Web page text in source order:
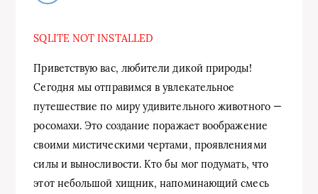
SQLITE NOT INSTALLED
Приветствую вас, любители дикой природы!
Сегодня мы отправимся в увлекательное
путешествие по миру удивительного животного —
росомахи. Это создание поражает воображение
своими мистическими чертами, проявлениями
силы и выносливости. Кто бы мог подумать, что
этот небольшой хищник, напоминающий смесь